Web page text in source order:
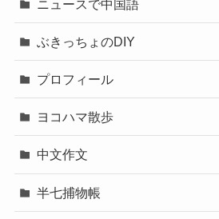
ニュースで中国語
ぶきっちょのDIY
プロフィール
ヨコハマ散歩
中文作文
半七捕物帳